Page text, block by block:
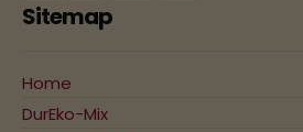
Sitemap
Home
DurEko-Mix